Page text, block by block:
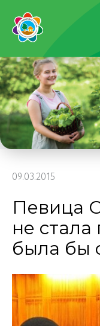
09.03.2015
Певица
не стала
была бы